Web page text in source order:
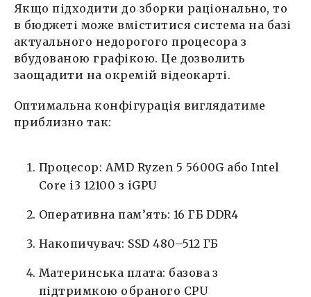
Якщо підходити до зборки раціонально, то
в бюджеті може вміститися система на базі
актуального недорогого процесора з
вбудованою графікою. Це дозволить
заощадити на окремій відеокарті.
Оптимальна конфігурація виглядатиме
приблизно так:
Процесор: AMD Ryzen 5 5600G або Intel
Core i3 12100 з iGPU
Оперативна пам’ять: 16 ГБ DDR4
Накопичувач: SSD 480–512 ГБ
Материнська плата: базова з
підтримкою обраного CPU